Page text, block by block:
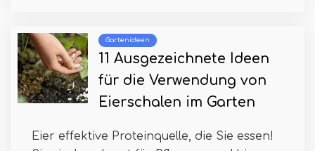
Gartenideen
11 Ausgezeichnete Ideen
für die Verwendung von
Eierschalen im Garten
Eier effektive Proteinquelle, die Sie essen!